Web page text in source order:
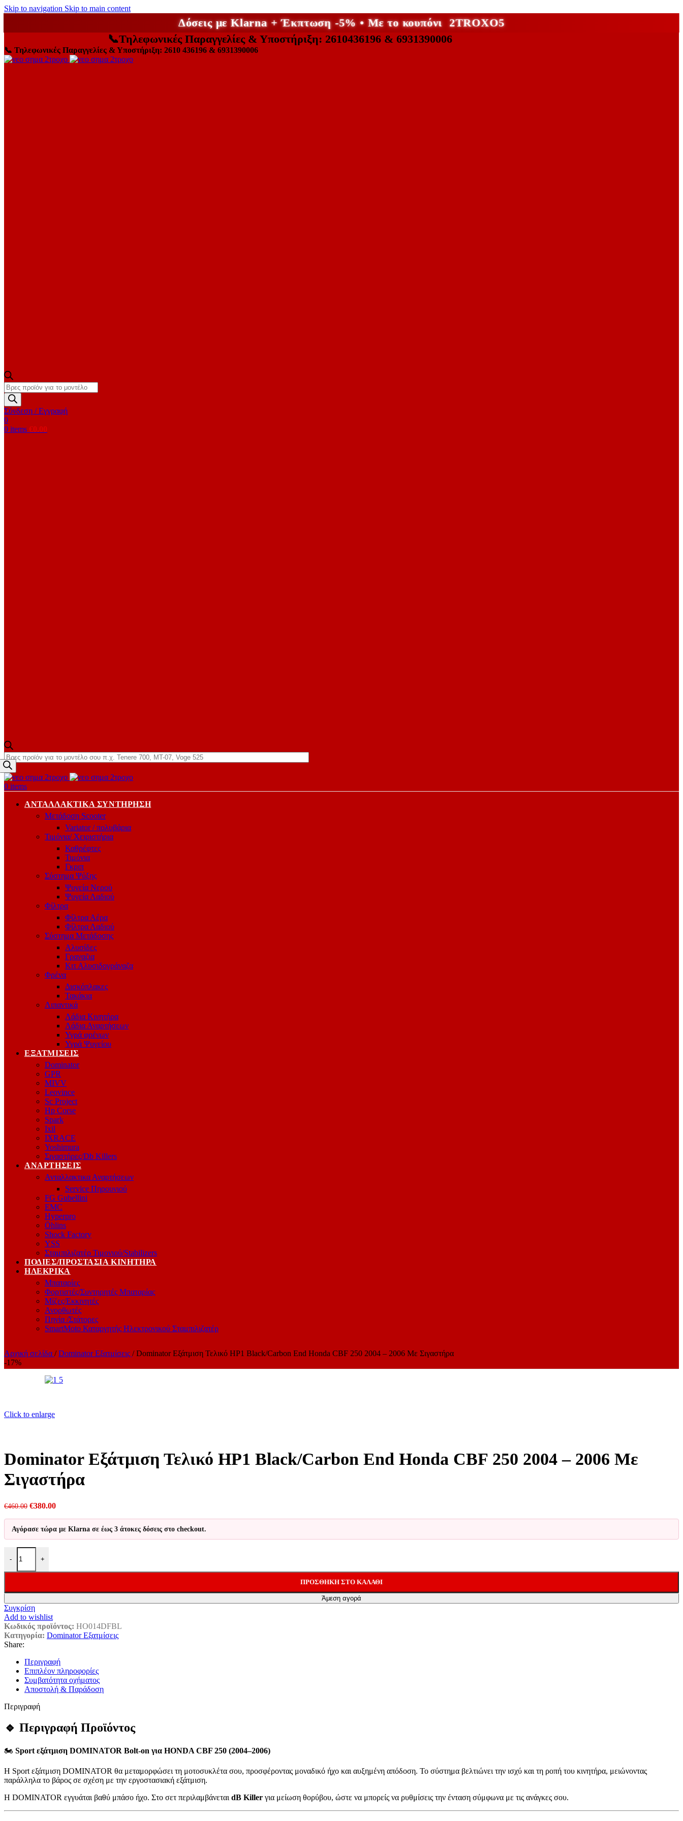
Skip to navigation Skip to main content
Δόσεις με Klarna + Έκπτωση -5% • Με το κουπόνι 2TROXO5
📞Τηλεφωνικές Παραγγελίες & Υποστήριξη: 2610436196 & 6931390006
📞 Τηλεφωνικές Παραγγελίες & Υποστήριξη: 2610 436196 & 6931390006
Products
search
Σύνδεση / Εγγραφή
0
0 items €0.00
Products
search
0 items
ΑΝΤΑΛΛΑΚΤΙΚΆ ΣΥΝΤΉΡΗΣΗ
Μετάδοση Scooter
Variator / πολυβάρια
Τιμόνια/ Χειριστήρια
Καθρέφτες
Τιμόνια
Γκριπ
Σύστημα Ψύξης
Ψυγεία Νερού
Ψυγεία Λαδιού
Φίλτρα
Φίλτρα Αέρα
Φίλτρα Λαδιού
Σύστημα Μετάδοσης
Αλυσίδες
Γραναζια
Κιτ Αλυσιδογράναζα
Φρένα
Δισκόπλακες
Τακάκια
Λιπαντικά
Λάδια Κινητήρα
Λάδια Αναρτήσεων
Υγρά φρένων
Υγρά Ψυγείου
ΕΞΑΤΜΊΣΕΙΣ
Dominator
GPR
MIVV
Leovince
Sc Project
Hp Corse
Spark
Ixil
IXRACE
Yoshimura
Σιγαστήρες/Db Killers
ΑΝΑΡΤΉΣΕΙΣ
Ανταλλακτικα Αναρτήσεων
Service Πηρουνιού
FG Gubellini
EMC
Hyperpro
Öhlins
Shock Factory
YSS
Σταμπιλιζατέρ Τιμονιού/Stabilizers
ΠΟΔΙΈΣ/ΠΡΟΣΤΑΣΊΑ ΚΙΝΗΤΉΡΑ
ΗΛΕΚΡΙΚΆ
Μπαταρίες
Φορτιστές/Συντηρητές Μπαταρίας
Μίζες/Εκκινητές
Ανορθωτές
Πηνία /Στάτορες
SmartMoto Καταργητής Ηλεκτρονικού Σταμπιλιζατέρ
Αρχική σελίδα / Dominator Εξατμίσεις / Dominator Εξάτμιση Τελικό HP1 Black/Carbon End Honda CBF 250 2004 – 2006 Με Σιγαστήρα
-17%
Click to enlarge
Dominator Εξάτμιση Τελικό HP1 Black/Carbon End Honda CBF 250 2004 – 2006 Με
Σιγαστήρα
€460.00 Original
€460.00.
€380.00Η
είναι:
€380.00.
Αγόρασε τώρα με Klarna σε έως 3 άτοκες δόσεις στο checkout.
-
Dominator Εξάτμιση Τελικό HP1 Black/Carbon End Honda CBF 250 2004 - 2006 Με Σιγαστήρα ποσότητα
+
ΠΡΟΣΘΉΚΗ ΣΤΟ ΚΑΛΆΘΙ
Άμεση αγορά
Συγκρίση
Add to wishlist
Κωδικός προϊόντος: HO014DFBL
Κατηγορία: Dominator Εξατμίσεις
Share:
Περιγραφή
Επιπλέον πληροφορίες
Συμβατότητα οχήματος
Αποστολή & Παράδοση
Περιγραφή
🔹 Περιγραφή Προϊόντος
🏍️ Sport εξάτμιση DOMINATOR Bolt-on για HONDA CBF 250 (2004–2006)
Η Sport εξάτμιση DOMINATOR θα μεταμορφώσει τη μοτοσυκλέτα σου, προσφέροντας μοναδικό ήχο και αυξημένη απόδοση. Το σύστημα βελτιώνει την ισχύ και τη ροπή του κινητήρα, μειώνοντας
παράλληλα το βάρος σε σχέση με την εργοστασιακή εξάτμιση.
Η DOMINATOR εγγυάται βαθύ μπάσο ήχο. Στο σετ περιλαμβάνεται dB Killer για μείωση θορύβου, ώστε να μπορείς να ρυθμίσεις την ένταση σύμφωνα με τις ανάγκες σου.